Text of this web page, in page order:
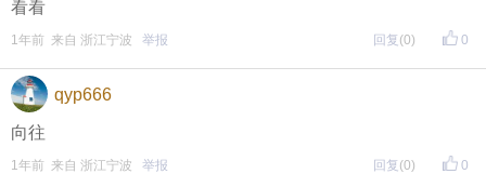
看看
0
1年前 来自 浙江宁波 举报 回复 (0)
qyp666
向往
0
1年前 来自 浙江宁波 举报 回复 (0)